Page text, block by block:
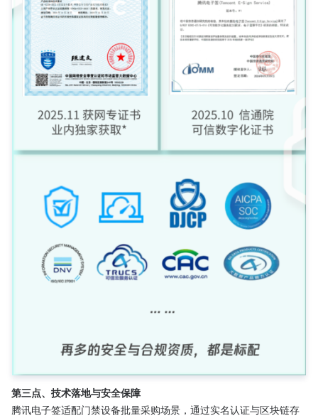
第三点、技术落地与安全保障
腾讯电子签适配门禁设备批量采购场景，通过实名认证与区块链存